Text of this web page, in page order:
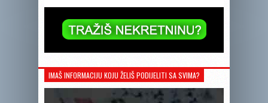
IMAŠ INFORMACIJU KOJU ŽELIŠ PODIJELITI SA SVIMA?